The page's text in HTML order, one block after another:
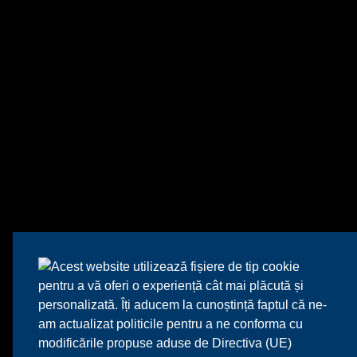
Acest website utilizează fișiere de tip cookie
pentru a vă oferi o experiență cât mai plăcută și
personalizată. Îți aducem la cunoștință faptul că ne-
am actualizat politicile pentru a ne conforma cu
modificările propuse aduse de Directiva (UE)